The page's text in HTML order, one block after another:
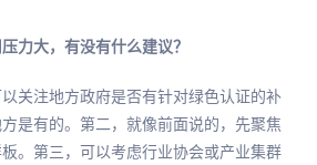
力大，有没有什么建议？
关注地方政府是否有针对绿色认证的补
是有的。第二，就像前面说的，先聚焦
。第三，可以考虑行业协会或产业集群